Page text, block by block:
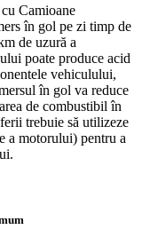
Camioane
în gol pe zi timp de
de uzură a
poate produce acid
vehiculului,
în gol va reduce
de combustibil în
trebuie să utilizeze
a motorului) pentru a